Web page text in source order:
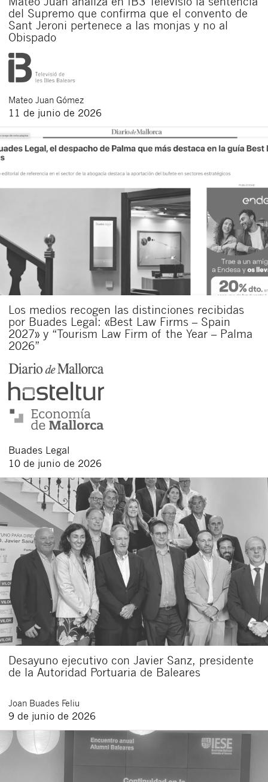
del Supremo que confirma que el convento de
Sant Jeroni pertenece a las monjas y no al
Obispado
Mateo Juan Gómez
11 de junio de 2026
Los medios recogen las distinciones recibidas
por Buades Legal: «Best Law Firms – Spain
2027» y “Tourism Law Firm of the Year – Palma
2026”
Buades Legal
10 de junio de 2026
Desayuno ejecutivo con Javier Sanz, presidente
de la Autoridad Portuaria de Baleares
Joan Buades Feliu
9 de junio de 2026